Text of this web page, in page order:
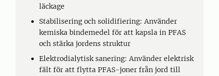
läckage
Stabilisering och solidifiering: Använder
kemiska bindemedel för att kapsla in PFAS
och stärka jordens struktur
Elektrodialytisk sanering: Använder elektrisk
fält för att flytta PFAS-joner från jord till